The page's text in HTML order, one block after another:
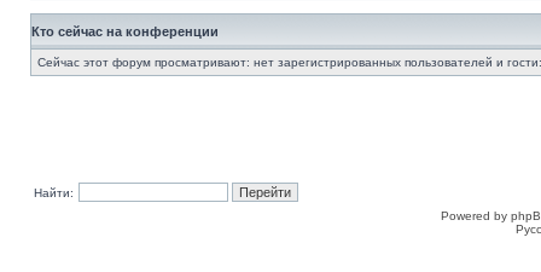
Кто сейчас на конференции
Сейчас этот форум просматривают: нет зарегистрированных пользователей и
Найти:
Powered by